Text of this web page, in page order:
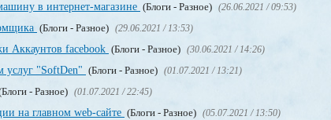
в интернет-магазине (Блоги - Разное) (26.06.2021 / 09:53)
(Блоги - Разное) (29.06.2021 / 13:53)
Аккаунтов facebook (Блоги - Разное) (30.06.2021 / 14:26)
услуг "SoftDen" (Блоги - Разное) (01.07.2021 / 13:21)
- Разное) (01.07.2021 / 22:45)
на главном web-сайте (Блоги - Разное) (05.07.2021 / 13:50)